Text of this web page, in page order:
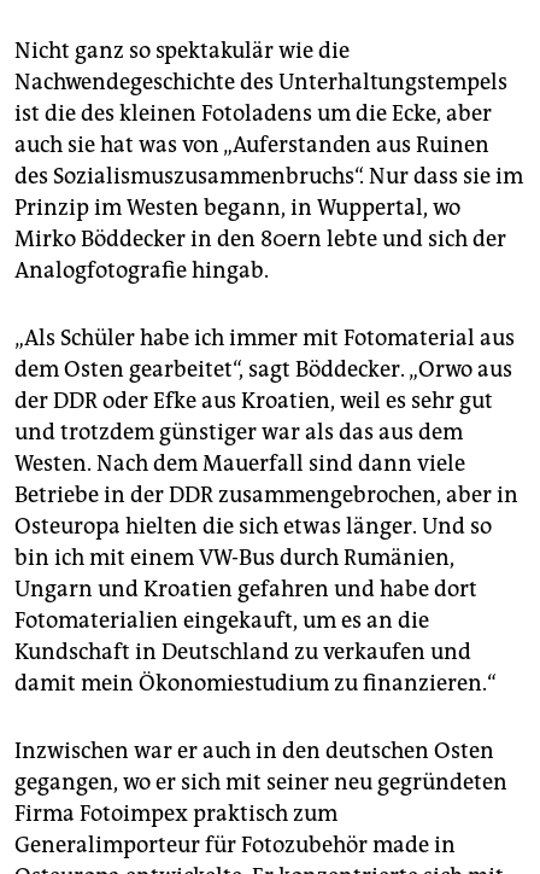
Nicht ganz so spektakulär wie die
Nachwendegeschichte des Unterhaltungstempels
ist die des kleinen Fotoladens um die Ecke, aber
auch sie hat was von „Auferstanden aus Ruinen
des Sozialismuszusammenbruchs“. Nur dass sie im
Prinzip im Westen begann, in Wuppertal, wo
Mirko Böddecker in den 80ern lebte und sich der
Analogfotografie hingab.
„Als Schüler habe ich immer mit Fotomaterial aus
dem Osten gearbeitet“, sagt Böddecker. „Orwo aus
der DDR oder Efke aus Kroatien, weil es sehr gut
und trotzdem günstiger war als das aus dem
Westen. Nach dem Mauerfall sind dann viele
Betriebe in der DDR zusammengebrochen, aber in
Osteuropa hielten die sich etwas länger. Und so
bin ich mit einem VW-Bus durch Rumänien,
Ungarn und Kroatien gefahren und habe dort
Fotomaterialien eingekauft, um es an die
Kundschaft in Deutschland zu verkaufen und
damit mein Ökonomiestudium zu finanzieren.“
Inzwischen war er auch in den deutschen Osten
gegangen, wo er sich mit seiner neu gegründeten
Firma Fotoimpex praktisch zum
Generalimporteur für Fotozubehör made in